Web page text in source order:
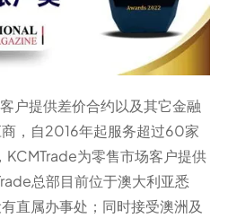
户提供差价合约以及其它金融
，自2016年起服务超过60家
为零售市场客户提供
总部目前位于澳大利亚悉
直属办事处；同时接受澳洲及